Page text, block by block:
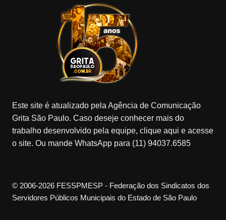
Este site é atualizado pela Agência de Comunicação
Grita São Paulo. Caso deseje conhecer mais do
trabalho desenvolvido pela equipe, clique aqui e acesse
o site. Ou mande WhatsApp para (11) 94037.6585
© 2006-2026 FESSPMESP - Federação dos Sindicatos dos
Servidores Públicos Municipais do Estado de São Paulo